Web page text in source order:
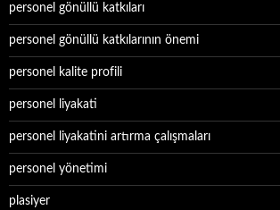
personel gönüllü katkıları
personel gönüllü katkılarının önemi
personel kalite profili
personel liyakati
personel liyakatini artırma çalışmaları
personel yönetimi
plasiyer